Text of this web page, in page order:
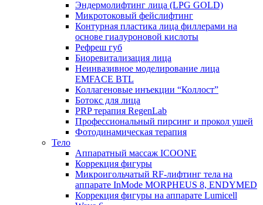
Эндермолифтинг лица (LPG GOLD)
Микротоковый фейслифтинг
Контурная пластика лица филлерами на
основе гиалуроновой кислоты
Рефреш губ
Биоревитализация лица
Неинвазивное моделирование лица
EMFACE BTL
Коллагеновые инъекции “Коллост”
Ботокс для лица
PRP терапия RegenLab
Профессиональный пирсинг и прокол ушей
Фотодинамическая терапия
Тело
Аппаратный массаж ICOONE
Коррекция фигуры
Микроигольчатый RF-лифтинг тела на
аппарате InMode MORPHEUS 8, ENDYMED
Коррекция фигуры на аппарате Lumicell